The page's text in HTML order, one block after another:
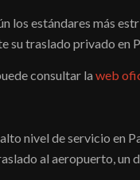
los estándares más
su traslado privado en
consultar laweb
nivel de servicio en
al aeropuerto,